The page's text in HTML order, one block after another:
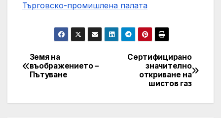
Търговско-промишлена палaта
Post
navigation
Сертифицирано
значително
откриване на
шистов газ
Земя на
въображението –
Пътуване